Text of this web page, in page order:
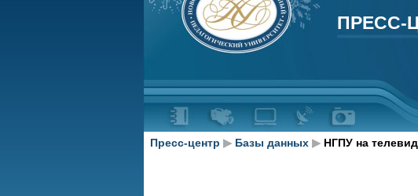
ПРЕСС-
ПРЕСС-
Пресс-центр ▶ Базы данных ▶НГПУ на